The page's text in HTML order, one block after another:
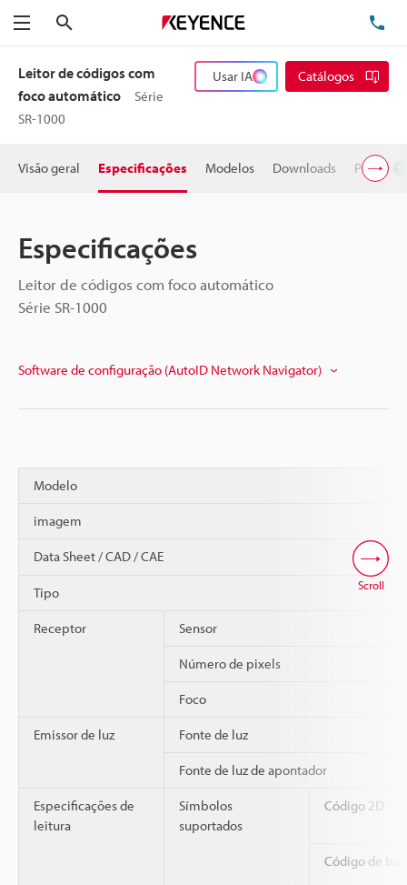
Menu
Leitor de códigos com
foco automático
Série
SR-1000
Usar IA Catálogos
Visão geral Especificações Modelos Downloads Preço
Especificações
Leitor de códigos com foco automático
Série SR-1000
Software de configuração (AutoID Network Navigator)
Modelo
imagem
Data Sheet / CAD / CAE
Tipo
Receptor Sensor
Número de pixels
Foco
Emissor de luz Fonte de luz
Fonte de luz de apontador
Especificações de
leitura
Símbolos
suportados
Código 2D
Código de
Scroll